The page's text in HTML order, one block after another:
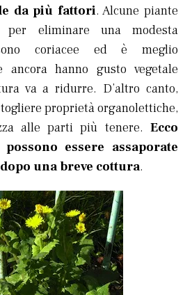
da più fattori. Alcune piante
per eliminare una modesta
coriacee ed è meglio
ancora hanno gusto vegetale
va a ridurre. D’altro canto,
proprietà organolettiche,
alle parti più tenere. Ecco
essere assaporate
una breve cottura.